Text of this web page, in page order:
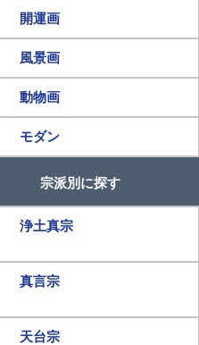
開運画
風景画
動物画
モダン
宗派別に探す
浄土真宗
真言宗
天台宗